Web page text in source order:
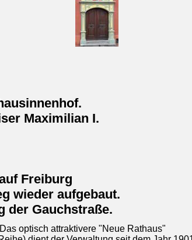
Maximilian I.
Freiburg
wieder aufgebaut.
der Gauchstraße.
Das optisch attraktivere "Neue Rathaus"